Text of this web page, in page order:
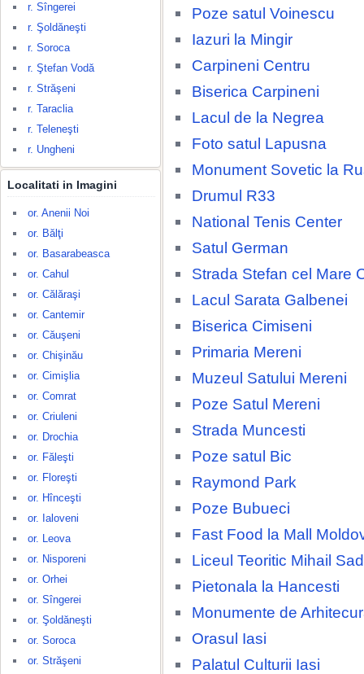
r. Sîngerei
r. Şoldăneşti
r. Soroca
r. Ştefan Vodă
r. Străşeni
r. Taraclia
r. Teleneşti
r. Ungheni
Localitati in Imagini
or. Anenii Noi
or. Bălţi
or. Basarabeasca
or. Cahul
or. Călăraşi
or. Cantemir
or. Căuşeni
or. Chişinău
or. Cimişlia
or. Comrat
or. Criuleni
or. Drochia
or. Făleşti
or. Floreşti
or. Hînceşti
or. Ialoveni
or. Leova
or. Nisporeni
or. Orhei
or. Sîngerei
or. Şoldăneşti
or. Soroca
or. Străşeni
Poze satul Voinescu
Iazuri la Mingir
Carpineni Centru
Biserica Carpineni
Lacul de la Negrea
Foto satul Lapusna
Monument Sovetic la
Drumul R33
National Tenis Center
Satul German
Strada Stefan cel Mare
Lacul Sarata Galbenei
Biserica Cimiseni
Primaria Mereni
Muzeul Satului Mereni
Poze Satul Mereni
Strada Muncesti
Poze satul Bic
Raymond Park
Poze Bubueci
Fast Food la Mall
Liceul Teoritic Mihail
Pietonala la Hancesti
Monumente de
Orasul Iasi
Palatul Culturii Iasi